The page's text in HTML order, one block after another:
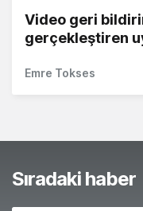
Video geri
gerçekleştiren
Emre Tokses
Sıradaki haber